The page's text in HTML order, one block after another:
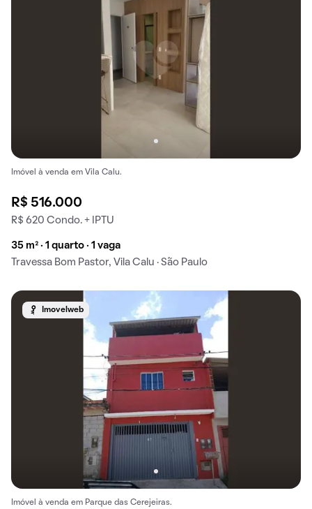
Imóvel à venda em Vila Calu.
R$ 516.000
R$ 620 Condo. + IPTU
35 m² · 1 quarto · 1 vaga
Travessa Bom Pastor, Vila Calu · São Paulo
Imovelweb
Imóvel à venda em Parque das Cerejeiras.